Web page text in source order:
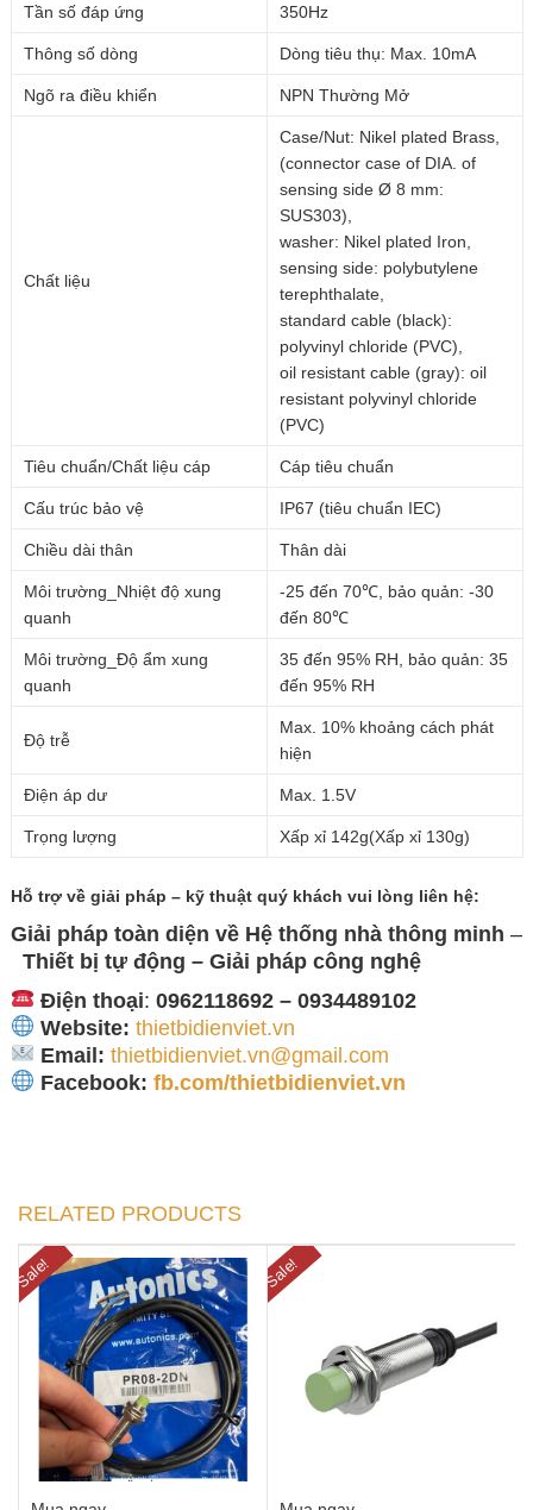
Tần số đáp ứng 350Hz
Thông số dòng Dòng tiêu thụ: Max. 10mA
Ngõ ra điều khiển NPN Thường Mở
Chất liệu
Case/Nut: Nikel plated Brass,
(connector case of DIA. of
sensing side Ø 8 mm:
SUS303),
washer: Nikel plated Iron,
sensing side: polybutylene
terephthalate,
standard cable (black):
polyvinyl chloride (PVC),
oil resistant cable (gray): oil
resistant polyvinyl chloride
(PVC)
Tiêu chuẩn/Chất liệu cáp Cáp tiêu chuẩn
Cấu trúc bảo vệ IP67 (tiêu chuẩn IEC)
Chiều dài thân Thân dài
Môi trường_Nhiệt độ xung
quanh
-25 đến 70℃, bảo quản: -30
đến 80℃
Môi trường_Độ ẩm xung
quanh
35 đến 95% RH, bảo quản: 35
đến 95% RH
Độ trễ
Max. 10% khoảng cách phát
hiện
Điện áp dư Max. 1.5V
Trọng lượng Xấp xỉ 142g(Xấp xỉ 130g)
Hỗ trợ về giải pháp – kỹ thuật quý khách vui lòng liên hệ:
Giải pháp toàn diện về Hệ thống nhà thông minh –
Thiết bị tự động – Giải pháp công nghệ
Điện thoại: 0962118692 – 0934489102
Website: thietbidienviet.vn
Email: thietbidienviet.vn@gmail.com
Facebook: fb.com/thietbidienviet.vn
RELATED PRODUCTS
Sale! Sale!